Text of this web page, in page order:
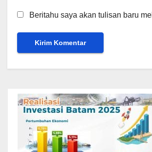
Beritahu saya akan tulisan baru